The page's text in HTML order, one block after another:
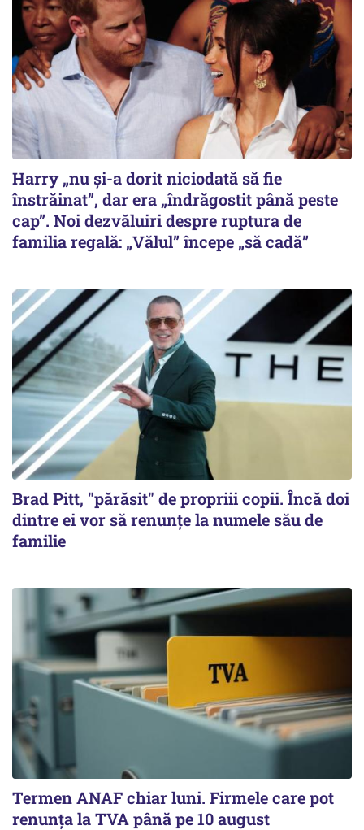
Harry „nu și-a dorit niciodată să fie
înstrăinat”, dar era „îndrăgostit până peste
cap”. Noi dezvăluiri despre ruptura de
familia regală: „Vălul” începe „să cadă”
Brad Pitt, "părăsit" de propriii copii. Încă doi
dintre ei vor să renunțe la numele său de
familie
Termen ANAF chiar luni. Firmele care pot
renunța la TVA până pe 10 august